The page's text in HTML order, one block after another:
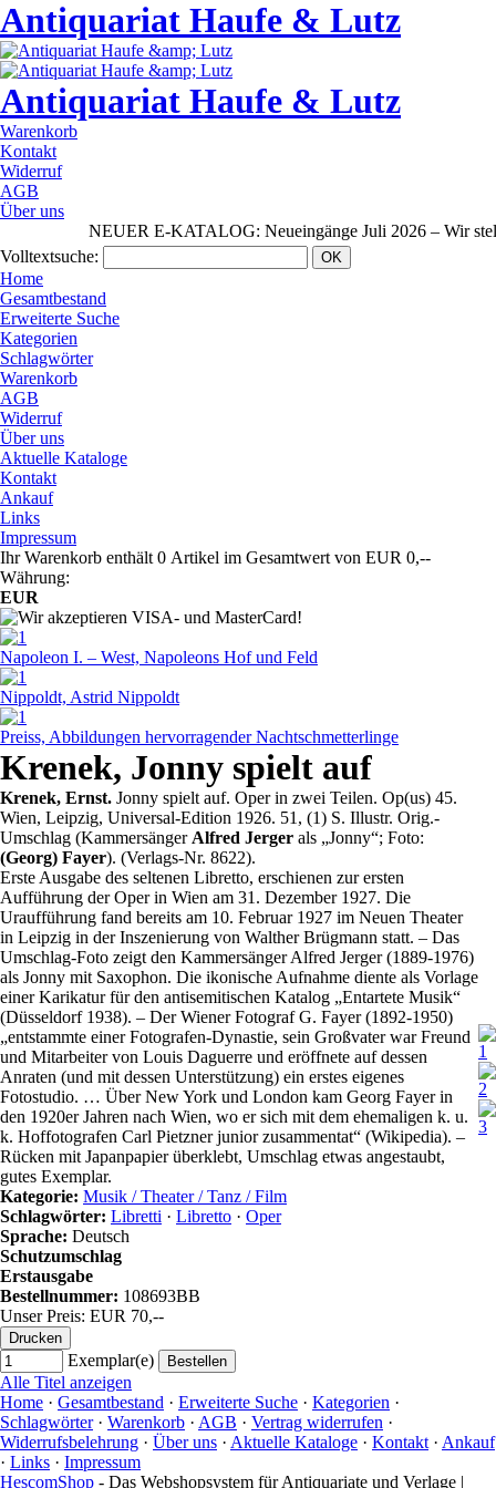
Antiquariat Haufe & Lutz
Antiquariat Haufe & Lutz
Warenkorb
Kontakt
Widerruf
AGB
Über uns
NEUER E-KATALOG: Neueingänge Juli 2026 – Wir
Volltextsuche:
Home
Gesamtbestand
Erweiterte Suche
Kategorien
Schlagwörter
Warenkorb
AGB
Widerruf
Über uns
Aktuelle Kataloge
Kontakt
Ankauf
Links
Impressum
Ihr Warenkorb enthält 0 Artikel im Gesamtwert von EUR 0,--
Währung:
EUR
Napoleon I. – West, Napoleons Hof und Feld
Nippoldt, Astrid Nippoldt
Preiss, Abbildungen hervorragender Nachtschmetterlinge
Krenek, Jonny spielt auf
Krenek, Ernst. Jonny spielt auf. Oper in zwei Teilen. Op(us) 45.
Wien, Leipzig, Universal-Edition 1926. 51, (1) S. Illustr. Orig.-
Umschlag (Kammersänger Alfred Jerger als „Jonny“; Foto:
(Georg) Fayer). (Verlags-Nr. 8622).
Erste Ausgabe des seltenen Libretto, erschienen zur ersten
Aufführung der Oper in Wien am 31. Dezember 1927. Die
Uraufführung fand bereits am 10. Februar 1927 im Neuen Theater
in Leipzig in der Inszenierung von Walther Brügmann statt. – Das
Umschlag-Foto zeigt den Kammersänger Alfred Jerger (1889-1976)
als Jonny mit Saxophon. Die ikonische Aufnahme diente als Vorlage
einer Karikatur für den antisemitischen Katalog „Entartete Musik“
(Düsseldorf 1938). – Der Wiener Fotograf G. Fayer (1892-1950)
„entstammte einer Fotografen-Dynastie, sein Großvater war Freund
und Mitarbeiter von Louis Daguerre und eröffnete auf dessen
Anraten (und mit dessen Unterstützung) ein erstes eigenes
Fotostudio. … Über New York und London kam Georg Fayer in
den 1920er Jahren nach Wien, wo er sich mit dem ehemaligen k. u.
k. Hoffotografen Carl Pietzner junior zusammentat“ (Wikipedia). –
Rücken mit Japanpapier überklebt, Umschlag etwas angestaubt,
gutes Exemplar.
Kategorie: Musik / Theater / Tanz / Film
Schlagwörter: Libretti · Libretto · Oper
Sprache: Deutsch
Schutzumschlag
Erstausgabe
Bestellnummer: 108693BB
Unser Preis: EUR 70,--
Exemplar(e)
Alle Titel anzeigen
Home · Gesamtbestand · Erweiterte Suche · Kategorien ·
Schlagwörter· Warenkorb · AGB · Vertrag widerrufen ·
Widerrufsbelehrung · Über uns · Aktuelle Kataloge · Kontakt · Ankauf
· Links · Impressum
HescomShop - Das Webshopsystem für Antiquariate und Verlage |